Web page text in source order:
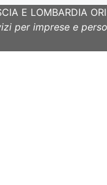
E LOMBARDIA
per imprese e